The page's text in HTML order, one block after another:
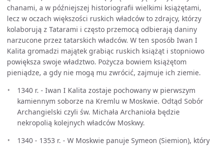
chanami, a w późniejszej historiografii wielkimi książętami,
lecz w oczach większości ruskich władców to zdrajcy, którzy
kolaborują z Tatarami i często przemocą odbierają daniny
narzucone przez tatarskich władców. W ten sposób Iwan I
Kalita gromadzi majątek grabiąc ruskich książąt i stopniowo
powiększa swoje władztwo. Pożycza bowiem książętom
pieniądze, a gdy nie mogą mu zwrócić, zajmuje ich ziemie.
1340 r. - Iwan I Kalita zostaje pochowany w pierwszym
kamiennym soborze na Kremlu w Moskwie. Odtąd Sobór
Archangielski czyli św. Michała Archanioła będzie
nekropolią kolejnych władców Moskwy.
1340 - 1353 r. - W Moskwie panuje Symeon (Siemion), który